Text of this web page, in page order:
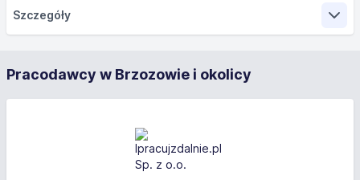
Szczegóły
Pracodawcy w Brzozowie i okolicy